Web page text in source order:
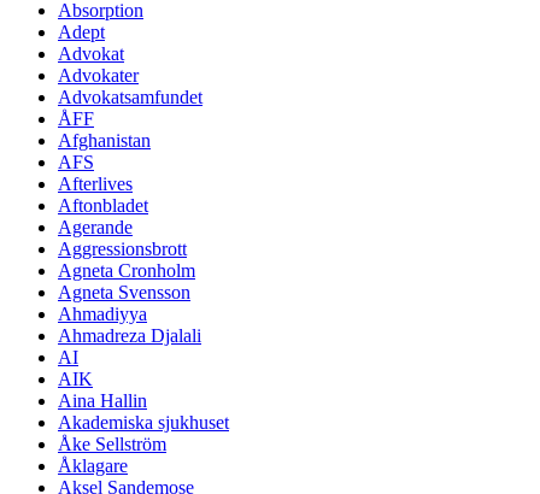
Absorption
Adept
Advokat
Advokater
Advokatsamfundet
ÅFF
Afghanistan
AFS
Afterlives
Aftonbladet
Agerande
Aggressionsbrott
Agneta Cronholm
Agneta Svensson
Ahmadiyya
Ahmadreza Djalali
AI
AIK
Aina Hallin
Akademiska sjukhuset
Åke Sellström
Åklagare
Aksel Sandemose